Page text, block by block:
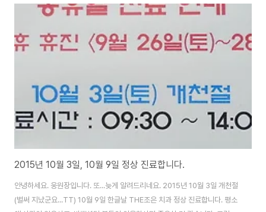
고해준 우리 직원들에게 작은 쉼이 되기를 바래봅니다. 물론, 저에게도요. 그럼
2016년은 1월4일부터 찾아뵙겠습니다. 메리 크리스마스 & 해피 뉴 이어
2015년 10월 3일, 10월 9일 정상 진료합니다.
안녕하세요. 웅원장입니다. 또...늦게 알려드리네요. 2015년 10월 3일 개천절
(벌써 지났군요...TT) 10월 9일 한글날 THE조은 치과 정상 진료합니다. 평소